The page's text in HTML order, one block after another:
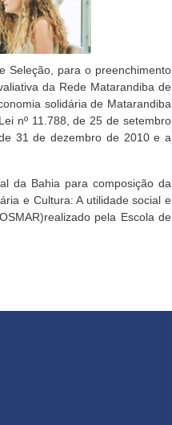
Seleção, para o preenchimento
da Rede Matarandiba de
solidária de Matarandiba
nº 11.788, de 25 de setembro
31 de dezembro de 2010 e a
da Bahia para composição da
e Cultura: A utilidade social e
pela Escola de